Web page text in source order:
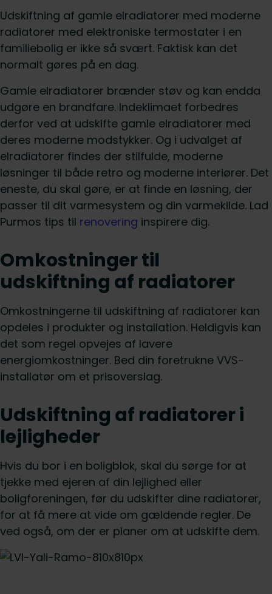
Udskiftning af gamle elradiatorer med moderne
radiatorer med elektroniske termostater i en
familiebolig er ikke så svært. Faktisk kan det
normalt gøres på en dag.
Gamle elradiatorer brænder støv og kan endda
udgøre en brandfare. Indeklimaet forbedres
derfor ved at udskifte gamle elradiatorer med
deres moderne modstykker. Og i udvalget af
elradiatorer findes der stilfulde, moderne
løsninger til både retro og moderne interiører. Det
eneste, du skal gøre, er at finde en løsning, der
passer til dit varmesystem og din varmekilde. Lad
Purmos tips til renovering inspirere dig.
Omkostninger til
udskiftning af radiatorer
Omkostningerne til udskiftning af radiatorer kan
opdeles i produkter og installation. Heldigvis kan
det som regel opvejes af lavere
energiomkostninger. Bed din foretrukne VVS-
installatør om et prisoverslag.
Udskiftning af radiatorer i
lejligheder
Hvis du bor i en boligblok, skal du sørge for at
tjekke med ejeren af din lejlighed eller
boligforeningen, før du udskifter dine radiatorer,
for at få mere at vide om gældende regler. De
ved også, om der er planer om at udskifte dem.